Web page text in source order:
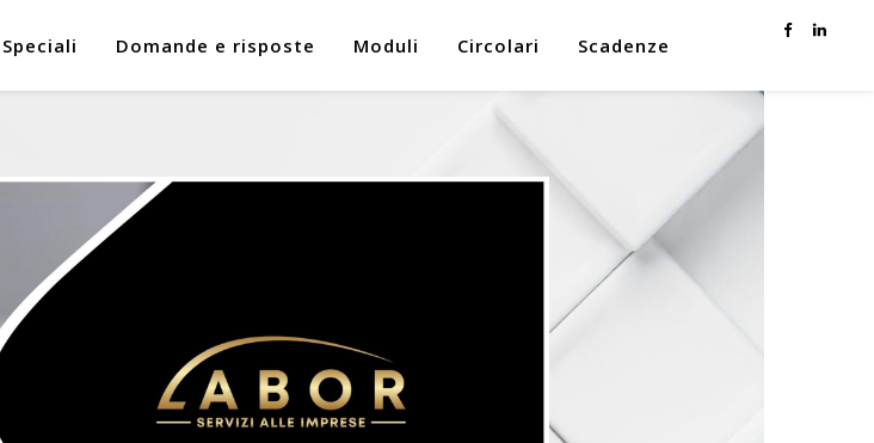
Speciali Domande e risposte Moduli Circolari Scadenze